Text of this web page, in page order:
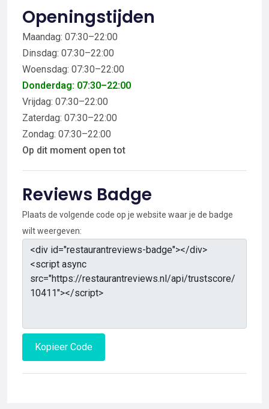
Openingstijden
Maandag: 07:30–22:00
Dinsdag: 07:30–22:00
Woensdag: 07:30–22:00
Donderdag: 07:30–22:00
Vrijdag: 07:30–22:00
Zaterdag: 07:30–22:00
Zondag: 07:30–22:00
Op dit moment open tot
Reviews Badge
Plaats de volgende code op je website waar je de badge
wilt weergeven:
Kopieer Code